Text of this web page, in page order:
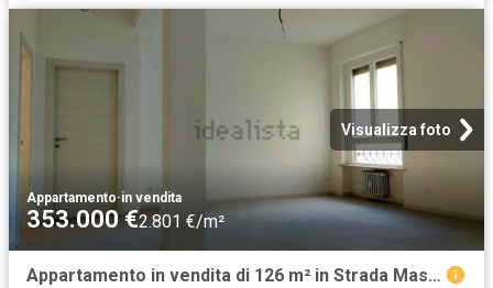
Visualizza foto
Appartamento·in vendita
353.000 €2.801 €/m²
Appartamento in vendita di 126 m² in Strada Massimo D&apos Azeglio, 29